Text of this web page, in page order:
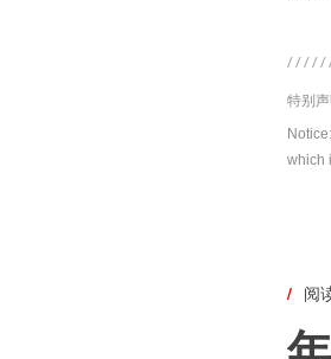
特别
which
/ 阅